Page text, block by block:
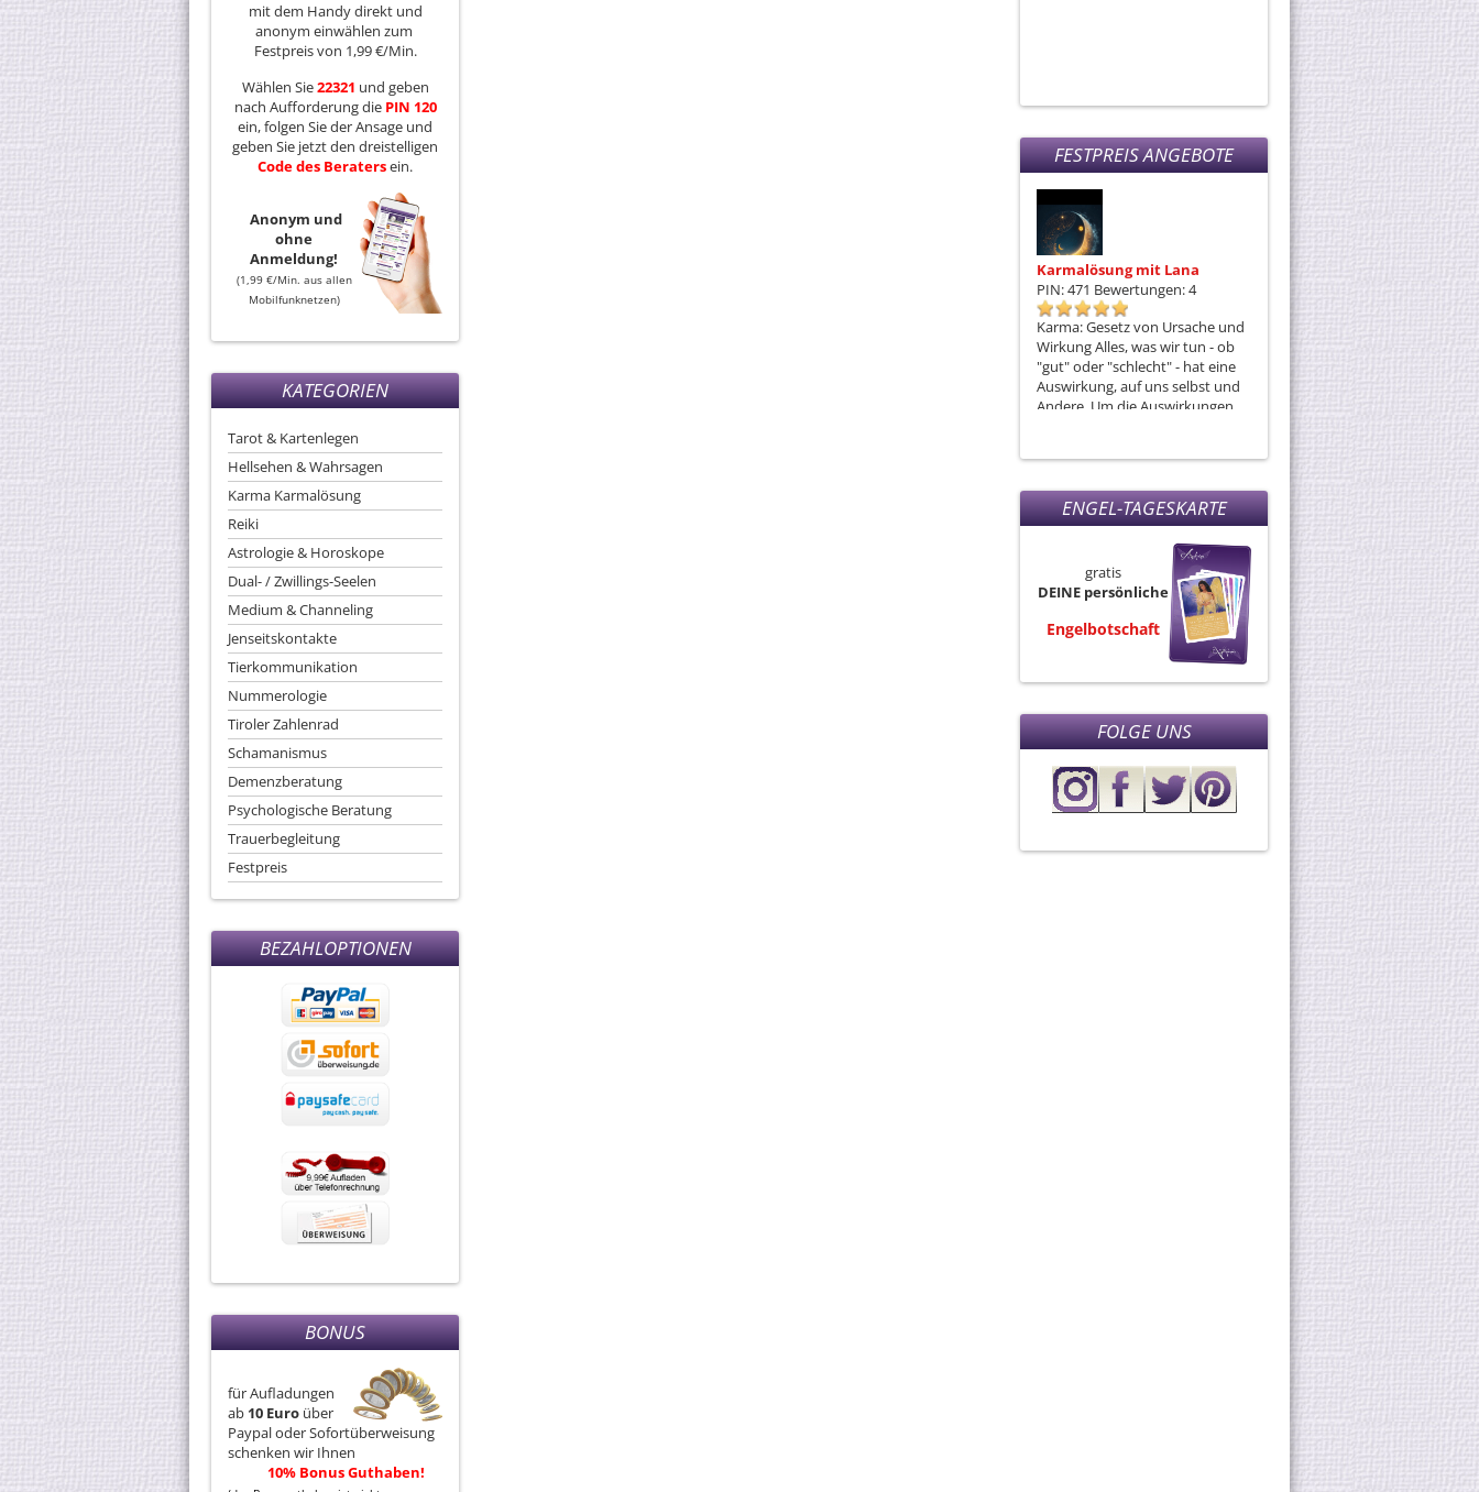
mit dem Handy direkt und
anonym einwählen zum
Festpreis von 1,99 €/Min.
Wählen Sie22321 und geben
nach Aufforderung die PIN 120
ein, folgen Sie der Ansage und
geben Sie jetzt den dreistelligen
Codedes Beratersein.
Anonym und
ohne
Anmeldung!
(1,99 €/Min. aus allen
Mobilfunknetzen)
KATEGORIEN
Tarot & Kartenlegen
Hellsehen & Wahrsagen
Karma Karmalösung
Reiki
Astrologie & Horoskope
Dual- / Zwillings-Seelen
Medium & Channeling
Jenseitskontakte
Tierkommunikation
Nummerologie
Tiroler Zahlenrad
Schamanismus
Demenzberatung
Psychologische Beratung
Trauerbegleitung
Festpreis
BEZAHLOPTIONEN
BONUS
für Aufladungen
ab 10 Euro über
Paypal oder Sofortüberweisung
schenken wir Ihnen
10% Bonus Guthaben!
FESTPREIS ANGEBOTE
Karmalösung mit Lana
PIN: 471 Bewertungen: 4
Karma: Gesetz von Ursache und
Wirkung Alles, was wir tun - ob
"gut" oder "schlecht" - hat eine
Auswirkung, auf uns selbst und
Andere. Um die Auswirkungen,
die Karmalösung die
Monas Seelenreise
Bewertungen: 11
Ich bin gerne bereit, wenn DU es
auch bist, mit DIR eine Mediale
Reise anzutreten - die Reise in
unserer Innerstes!
ENGEL-TAGESKARTE
gratis
DEINE persönliche
Engelbotschaft
FOLGE UNS